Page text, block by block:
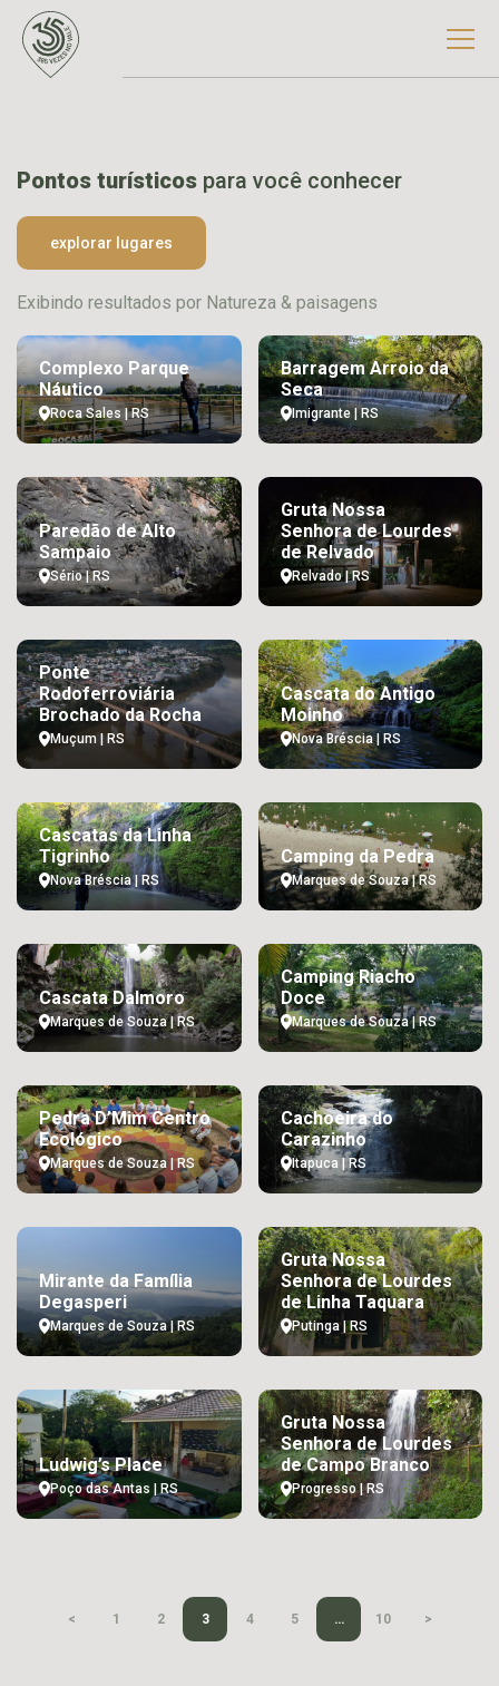
Pontos turísticos para você conhecer
explorar lugares
Exibindo resultados por Natureza & paisagens
Complexo Parque
Náutico
Roca Sales | RS
Barragem Arroio da
Seca
Imigrante | RS
Paredão de Alto
Sampaio
Sério | RS
Gruta Nossa
Senhora de Lourdes
de Relvado
Relvado | RS
Ponte
Rodoferroviária
Brochado da Rocha
Muçum | RS
Cascata do Antigo
Moinho
Nova Bréscia | RS
Cascatas da Linha
Tigrinho
Nova Bréscia | RS
Camping da Pedra
Marques de Souza | RS
Cascata Dalmoro
Marques de Souza | RS
Camping Riacho
Doce
Marques de Souza | RS
Pedra D’Mim Centro
Ecológico
Marques de Souza | RS
Cachoeira do
Carazinho
Itapuca | RS
Mirante da Família
Degasperi
Marques de Souza | RS
Gruta Nossa
Senhora de Lourdes
de Linha Taquara
Putinga | RS
Ludwig’s Place
Poço das Antas | RS
Gruta Nossa
Senhora de Lourdes
de Campo Branco
Progresso | RS
1 2 3 4 5 … 10